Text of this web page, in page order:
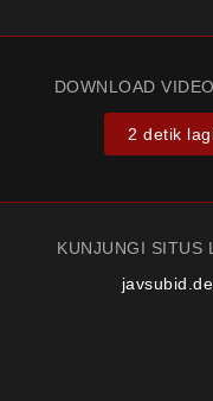
DOWNLOAD
2 detik
KUNJUNGI SITUS